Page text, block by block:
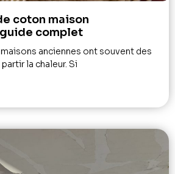
coton maison
complet
anciennes ont souvent des
la chaleur. Si